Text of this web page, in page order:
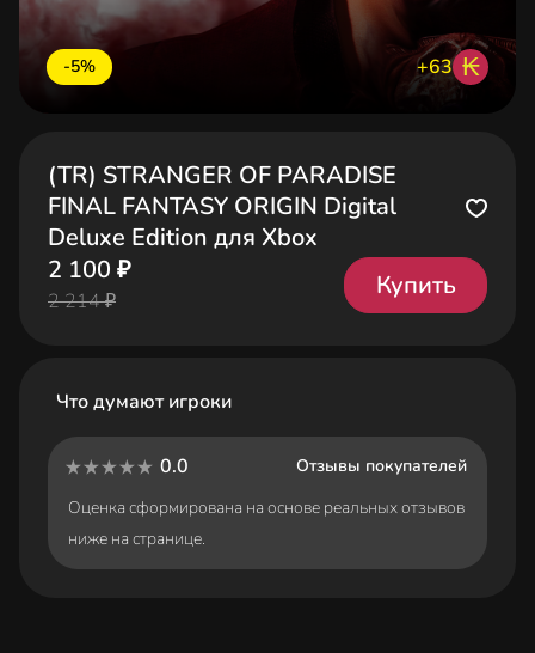
-5% +63 ₭
(TR) STRANGER OF PARADISE
FINAL FANTASY ORIGIN Digital
Deluxe Edition для Xbox
2 100 ₽
2 214 ₽
Купить
Что думают игроки
0.0
Отзывы покупателей
Оценка сформирована на основе реальных отзывов
ниже на странице.